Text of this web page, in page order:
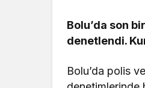
Bolu’da son
denetlendi.
Bolu’da polis